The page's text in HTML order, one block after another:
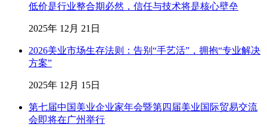
低价是行业整合期必然，信任与技术将是核心壁垒
2025年 12月 21日
2026美业市场生存法则：告别“手艺活”，拥抱“专业解决
方案”
2025年 12月 15日
第七届中国美业企业家年会暨第四届美业国际贸易交流
会即将在广州举行